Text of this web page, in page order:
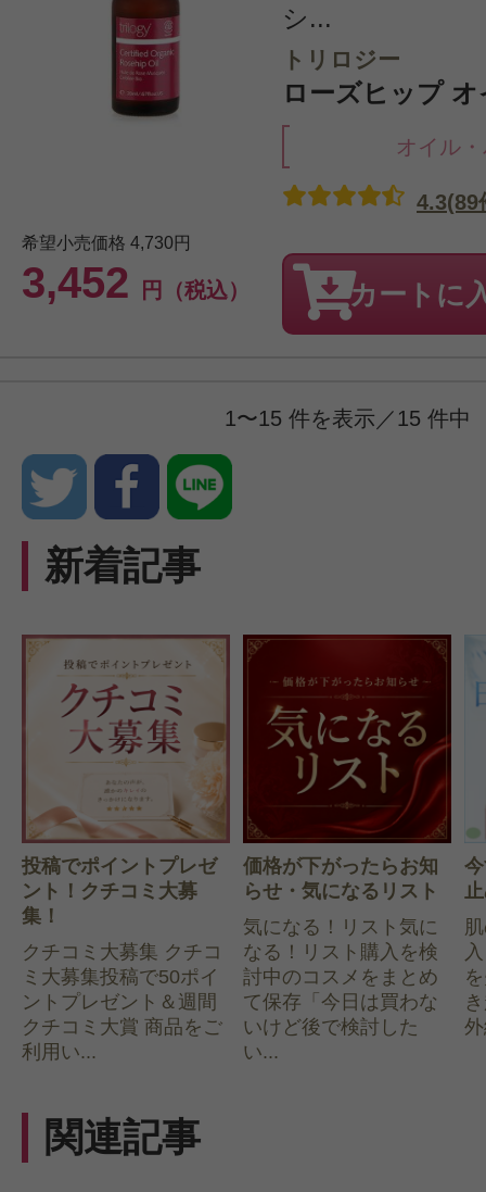
シ...
トリロジー
ローズヒップ
オイル
希望小売価格 4,730円
3,452 円（税込）
4.3(89
カートに
1〜15 件を表示／15 件中
新着記事
投稿でポイントプレゼ
ント！クチコミ大募
集！
クチコミ大募集 クチコ
ミ大募集投稿で50ポイ
ントプレゼント＆週間
クチコミ大賞 商品をご
利用い...
価格が下がったらお知
らせ・気になるリスト
気になる！リスト気に
なる！リスト購入を検
討中のコスメをまとめ
て保存「今日は買わな
いけど後で検討した
い...
関連記事